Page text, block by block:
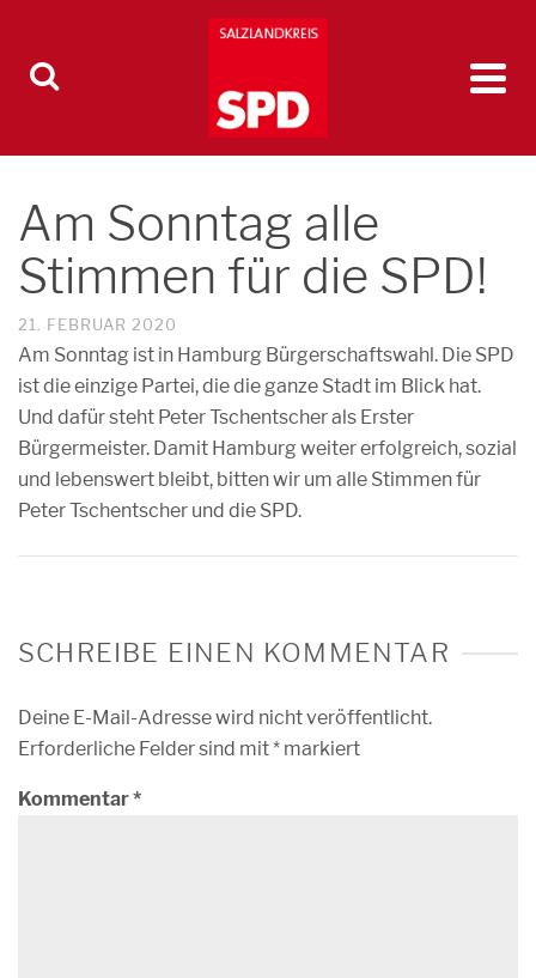
Am Sonntag alle
Stimmen für die SPD!
21. FEBRUAR 2020
Am Sonntag ist in Hamburg Bürgerschaftswahl. Die SPD
ist die einzige Partei, die die ganze Stadt im Blick hat.
Und dafür steht Peter Tschentscher als Erster
Bürgermeister. Damit Hamburg weiter erfolgreich, sozial
und lebenswert bleibt, bitten wir um alle Stimmen für
Peter Tschentscher und die SPD.
SCHREIBE EINEN KOMMENTAR
Deine E-Mail-Adresse wird nicht veröffentlicht.
Erforderliche Felder sind mit* markiert
Kommentar*